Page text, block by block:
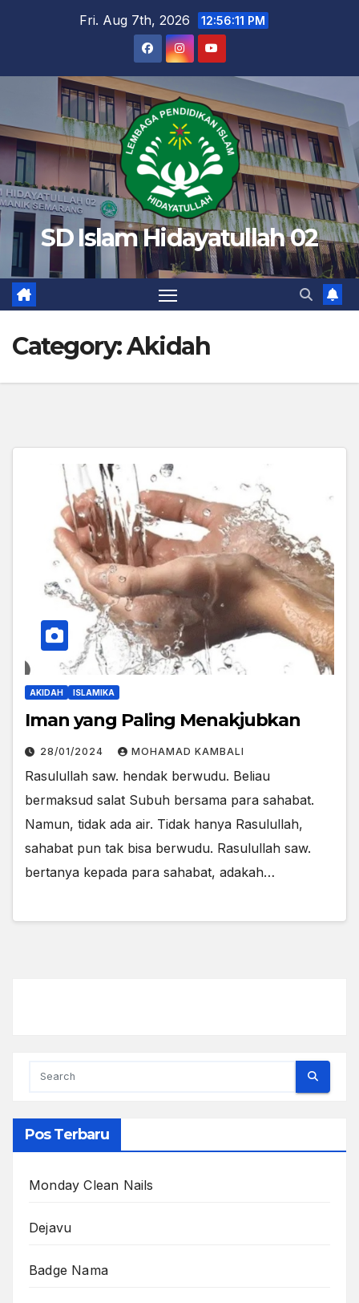
Fri. Aug 7th, 2026 12:56:12 PM
SD Islam Hidayatullah 02
Category:Akidah
AKIDAH ISLAMIKA
Iman yang Paling Menakjubkan
28/01/2024 MOHAMAD KAMBALI
Rasulullah saw. hendak berwudu. Beliau
bermaksud salat Subuh bersama para sahabat.
Namun, tidak ada air. Tidak hanya Rasulullah,
sahabat pun tak bisa berwudu. Rasulullah saw.
bertanya kepada para sahabat, adakah…
Pos Terbaru
Monday Clean Nails
Dejavu
Badge Nama